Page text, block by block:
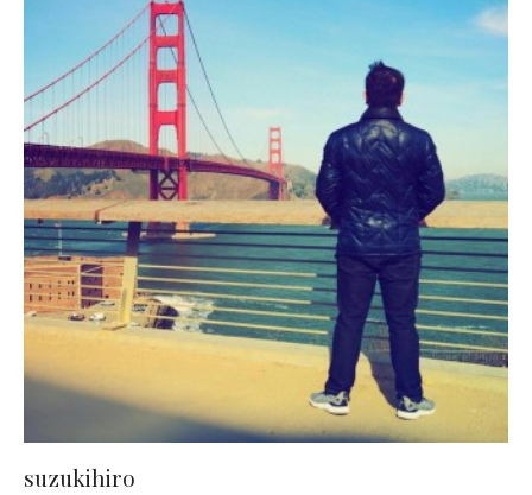
suzukihiro